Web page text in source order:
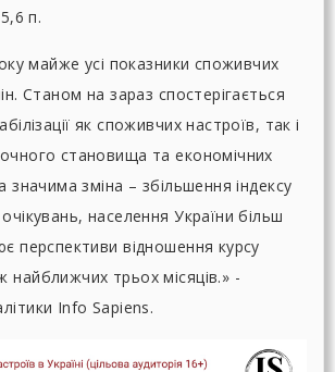
п.
майже усі показники споживчих
Станом на зараз спостерігається
як споживчих настроїв, так і
становища та економічних
значима зміна – збільшення індексу
населення України більш
перспективи відношення курсу
трьох місяців.» -
Info Sapiens.